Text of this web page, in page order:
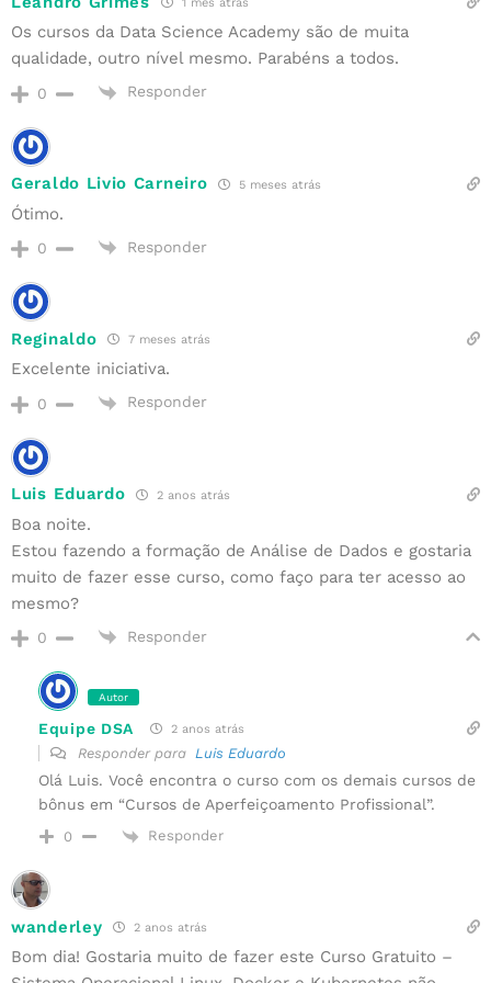
1 mês atrás
Os cursos da Data Science Academy são de muita
qualidade, outro nível mesmo. Parabéns a todos.
0 Responder
Geraldo Livio Carneiro 5 meses atrás
Ótimo.
0 Responder
Reginaldo 7 meses atrás
Excelente iniciativa.
0 Responder
Luis Eduardo 2 anos atrás
Boa noite.
Estou fazendo a formação de Análise de Dados e gostaria
muito de fazer esse curso, como faço para ter acesso ao
mesmo?
0 Responder
Autor
Equipe DSA 2 anos atrás
Responder para Luis Eduardo
Olá Luis. Você encontra o curso com os demais cursos de
bônus em “Cursos de Aperfeiçoamento Profissional”.
0 Responder
wanderley 2 anos atrás
Bom dia! Gostaria muito de fazer este Curso Gratuito –